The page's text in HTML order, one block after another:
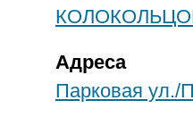
КОЛОКОЛЬЦОВ
Адреса
Парковая ул./